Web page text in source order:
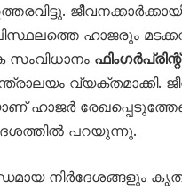
ഹാജരും
ഫിംഗർപ്രിന്റ്
വ്യക്തമാക്കി.
ഹാജർ
പറയുന്നു.
നിർദേശങ്ങളും